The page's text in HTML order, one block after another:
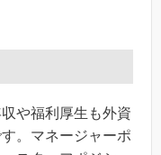
や福利厚生も外資
。マネージャーポ